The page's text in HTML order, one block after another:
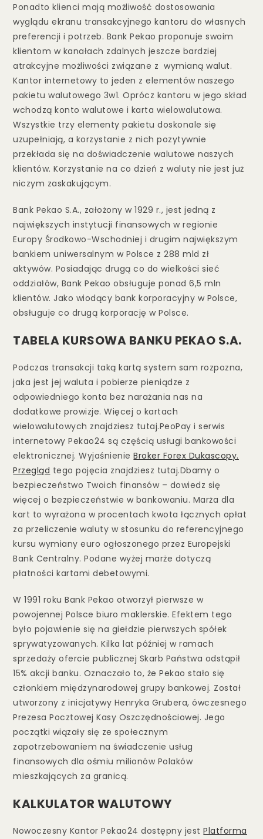
Ponadto klienci mają możliwość dostosowania
wyglądu ekranu transakcyjnego kantoru do własnych
preferencji i potrzeb. Bank Pekao proponuje swoim
klientom w kanałach zdalnych jeszcze bardziej
atrakcyjne możliwości związane z wymianą walut.
Kantor internetowy to jeden z elementów naszego
pakietu walutowego 3w1. Oprócz kantoru w jego skład
wchodzą konto walutowe i karta wielowalutowa.
Wszystkie trzy elementy pakietu doskonale się
uzupełniają, a korzystanie z nich pozytywnie
przekłada się na doświadczenie walutowe naszych
klientów. Korzystanie na co dzień z waluty nie jest już
niczym zaskakującym.
Bank Pekao S.A., założony w 1929 r., jest jedną z
największych instytucji finansowych w regionie
Europy Środkowo-Wschodniej i drugim największym
bankiem uniwersalnym w Polsce z 288 mld zł
aktywów. Posiadając drugą co do wielkości sieć
oddziałów, Bank Pekao obsługuje ponad 6,5 mln
klientów. Jako wiodący bank korporacyjny w Polsce,
obsługuje co drugą korporację w Polsce.
TABELA KURSOWA BANKU PEKAO S.A.
Podczas transakcji taką kartą system sam rozpozna,
jaka jest jej waluta i pobierze pieniądze z
odpowiedniego konta bez narażania nas na
dodatkowe prowizje. Więcej o kartach
wielowalutowych znajdziesz tutaj.PeoPay i serwis
internetowy Pekao24 są częścią usługi bankowości
elektronicznej. WyjaśnienieBroker Forex Dukascopy.
Przegląd tego pojęcia znajdziesz tutaj.Dbamy o
bezpieczeństwo Twoich finansów – dowiedz się
więcej o bezpieczeństwie w bankowaniu. Marża dla
kart to wyrażona w procentach kwota łącznych opłat
za przeliczenie waluty w stosunku do referencyjnego
kursu wymiany euro ogłoszonego przez Europejski
Bank Centralny. Podane wyżej marże dotyczą
płatności kartami debetowymi.
W 1991 roku Bank Pekao otworzył pierwsze w
powojennej Polsce biuro maklerskie. Efektem tego
było pojawienie się na giełdzie pierwszych spółek
sprywatyzowanych. Kilka lat później w ramach
sprzedaży ofercie publicznej Skarb Państwa odstąpił
15% akcji banku. Oznaczało to, że Pekao stało się
członkiem międzynarodowej grupy bankowej. Został
utworzony z inicjatywy Henryka Grubera, ówczesnego
Prezesa Pocztowej Kasy Oszczędnościowej. Jego
początki wiązały się ze społecznym
zapotrzebowaniem na świadczenie usług
finansowych dla ośmiu milionów Polaków
mieszkających za granicą.
KALKULATOR WALUTOWY
Nowoczesny Kantor Pekao24 dostępny jestPlatforma